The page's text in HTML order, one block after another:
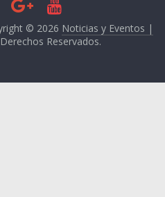
© 2026 Noticias y Eventos |
Reservados.